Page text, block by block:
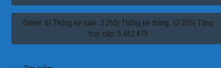
Online: 6| Thống kê tuần: 3.265| Thống kê tháng: 12.255| Tổng
truy cập: 5.452.479